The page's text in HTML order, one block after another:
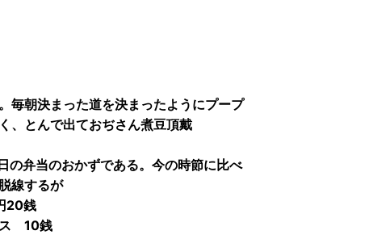
毎朝決まった道を決まったようにプープ
、とんで出ておぢさん煮豆頂戴
弁当のおかずである。今の時節に比べ
線するが
20銭
10銭